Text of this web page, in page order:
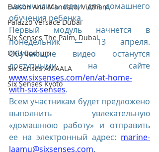
Evason Ana Mandara, Vietnam
Palazzo Versace Dubai
Six Senses The Palm, Dubai
OKU Bodrum
Six Senses AMAALA
Six Senses Kyoto
закончились идеи для домашнего
обучения ребенка.
Первый модуль начнется в
понедельник — 13 апреля.
Обучающие видео останутся
www.sixsenses.com/en/at-home-
with-six-senses.
Всем участникам будет предложено
выполнить увлекательную
«домашнюю работу» и отправить
ее на электронный адрес: marine-
laamu@sixsenses.com.